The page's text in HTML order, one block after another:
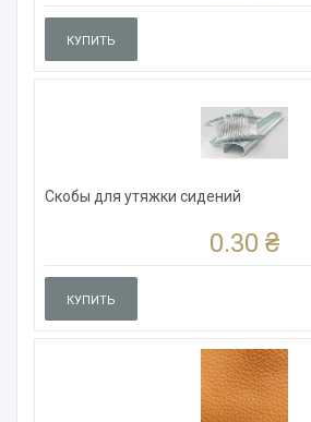
КУПИТЬ
Скобы для утяжки сидений
0.30 ₴
КУПИТЬ